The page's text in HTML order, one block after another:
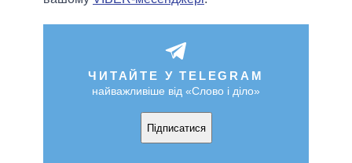
ЧИТАЙТЕ У TELEGRAM
найважливіше від «Слово і діло»
Підписатися